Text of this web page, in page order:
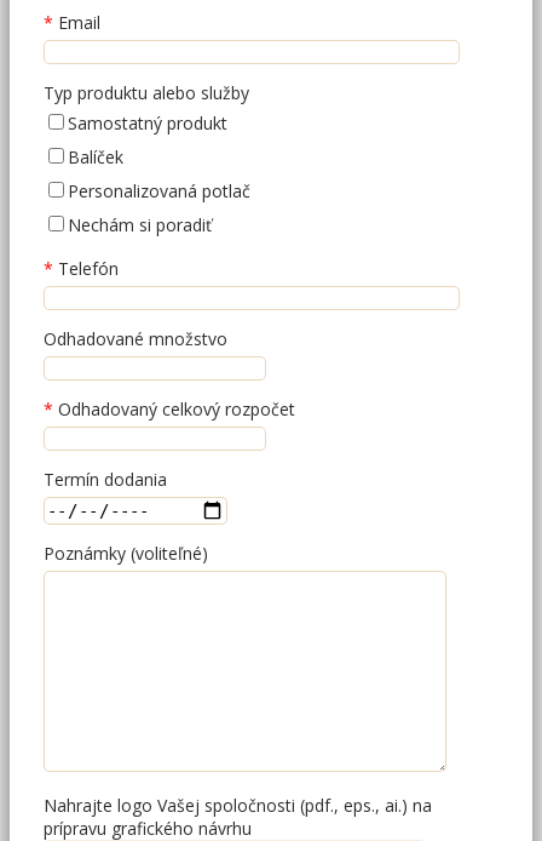
Email
Typ produktu alebo služby
Samostatný produkt
Balíček
Personalizovaná potlač
Nechám si poradiť
Telefón
Odhadované množstvo
Odhadovaný celkový rozpočet
Termín dodania
Poznámky (voliteľné)
Nahrajte logo Vašej spoločnosti (pdf., eps., ai.) na
prípravu grafického návrhu